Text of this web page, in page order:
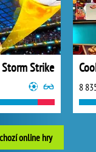
Strike
8
online hry